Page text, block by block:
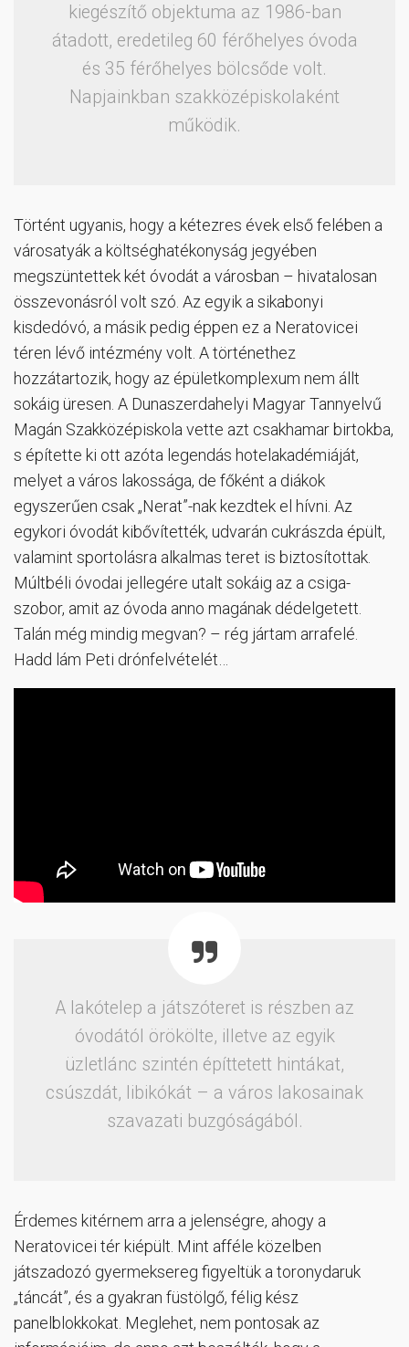
kiegészítő objektuma az 1986-ban
átadott, eredetileg 60 férőhelyes óvoda
és 35 férőhelyes bölcsőde volt.
Napjainkban szakközépiskolaként
működik.
Történt ugyanis, hogy a kétezres évek első felében a
városatyák a költséghatékonyság jegyében
megszüntettek két óvodát a városban – hivatalosan
összevonásról volt szó. Az egyik a sikabonyi
kisdedóvó, a másik pedig éppen ez a Neratovicei
téren lévő intézmény volt. A történethez
hozzátartozik, hogy az épületkomplexum nem állt
sokáig üresen. A Dunaszerdahelyi Magyar Tannyelvű
Magán Szakközépiskola vette azt csakhamar birtokba,
s építette ki ott azóta legendás hotelakadémiáját,
melyet a város lakossága, de főként a diákok
egyszerűen csak „Nerat”-nak kezdtek el hívni. Az
egykori óvodát kibővítették, udvarán cukrászda épült,
valamint sportolásra alkalmas teret is biztosítottak.
Múltbéli óvodai jellegére utalt sokáig az a csiga-
szobor, amit az óvoda anno magának dédelgetett.
Talán még mindig megvan? – rég jártam arrafelé.
Hadd lám Peti drónfelvételét…
A lakótelep a játszóteret is részben az
óvodától örökölte, illetve az egyik
üzletlánc szintén építtetett hintákat,
csúszdát, libikókát – a város lakosainak
szavazati buzgóságából.
Érdemes kitérnem arra a jelenségre, ahogy a
Neratovicei tér kiépült. Mint afféle közelben
játszadozó gyermeksereg figyeltük a toronydaruk
„táncát”, és a gyakran füstölgő, félig kész
panelblokkokat. Meglehet, nem pontosak az